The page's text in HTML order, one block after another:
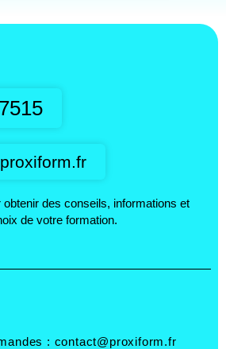
des conseils, informations et
de votre formation.
: contact@proxiform.fr